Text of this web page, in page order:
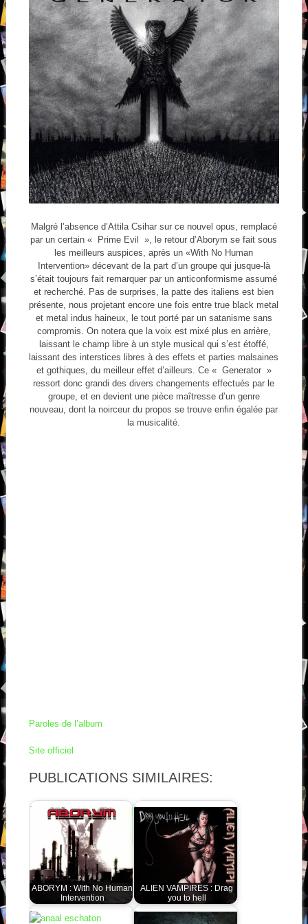
Malgré l’absence d’Attila Csihar sur ce nouvel opus, remplacé
par un certain « Prime Evil », le retour d’Aborym se fait sous
les meilleurs auspices, après un «With No Human
Intervention» décevant de la part d’un groupe qui jusque-là
s’était toujours fait remarquer par un anticonformisme assumé
et recherché. Pas de surprises, la patte des italiens est bien
présente, nous projetant encore une fois entre true black metal
et metal indus haineux, le tout porté par un satanisme sans
compromis. On notera que la voix est mixé plus en arrière,
laissant le champ libre à un style musical qui s’est étoffé,
laissant des interstices libres à des effets et parties malsaines
et gothiques, du meilleur effet d’ailleurs. Ce « Generator »
ressort donc grandi des divers changements effectués par le
groupe, et en devient une pièce maîtresse d’un genre
nouveau, dont la noirceur du propos se trouve enfin égalée par
la musicalité.
Paroles de l’album
Site officiel
PUBLICATIONS SIMILAIRES:
ABORYM : With No Human
Intervention
ALIEN VAMPIRES : Drag
you to hell